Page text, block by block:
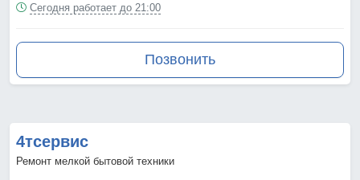
Сегодня работает до 21:00
Позвонить
4тсервис
Ремонт мелкой бытовой техники